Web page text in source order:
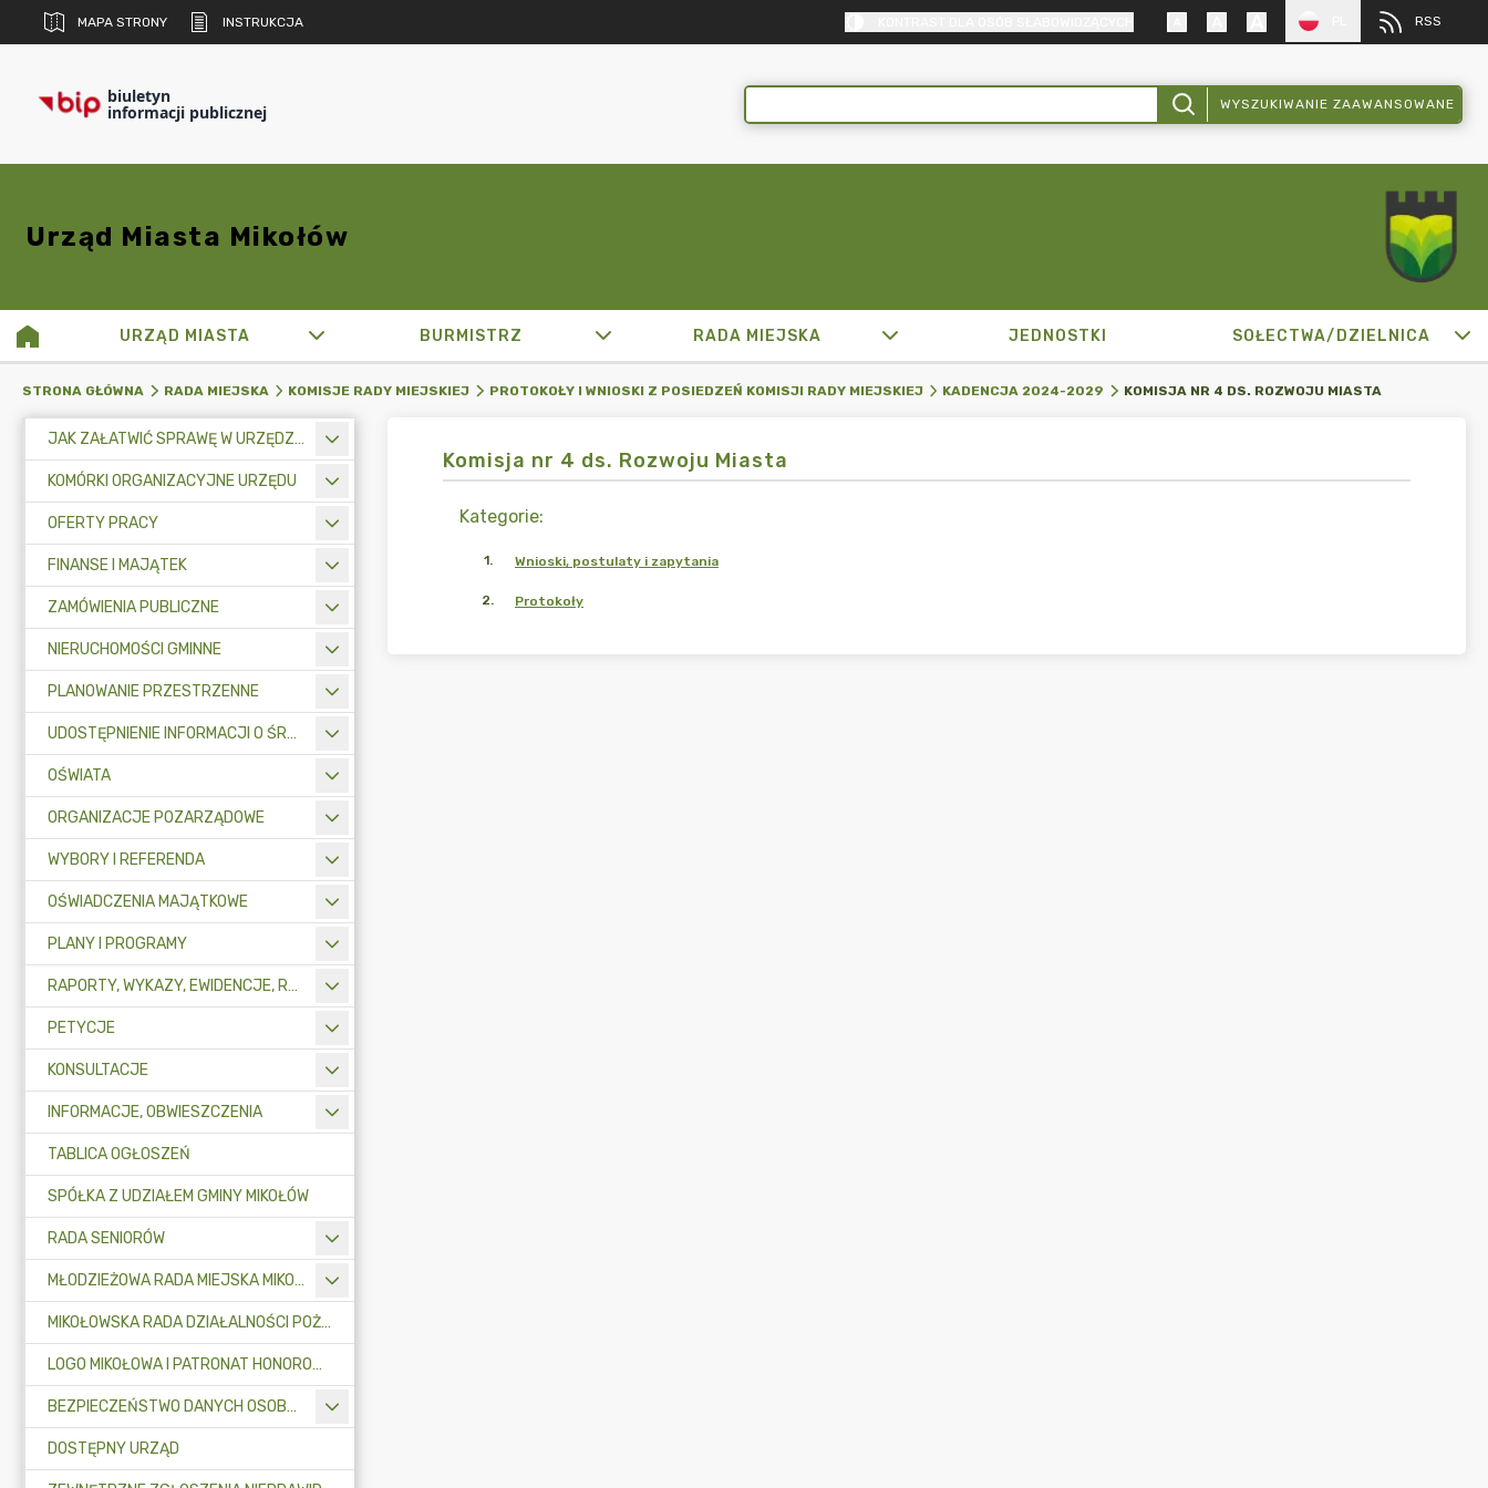
MAPA STRONY INSTRUKCJA RSS
biuletyn
informacji publicznej WYSZUKIWANIE ZAAWANSOWANE
Urząd Miasta Mikołów
URZĄD MIASTA BURMISTRZ RADA MIEJSKA JEDNOSTKI SOŁECTWA/DZIELNICA
STRONA GŁÓWNA RADA MIEJSKA KOMISJE RADY MIEJSKIEJ PROTOKOŁY I WNIOSKI Z POSIEDZEŃ KOMISJI RADY MIEJSKIEJ KADENCJA 2024-2029 KOMISJA NR 4 DS. ROZWOJU MIASTA
JAK ZAŁATWIĆ SPRAWĘ W URZĘDZIE MIASTA
KOMÓRKI ORGANIZACYJNE URZĘDU
OFERTY PRACY
FINANSE I MAJĄTEK
ZAMÓWIENIA PUBLICZNE
NIERUCHOMOŚCI GMINNE
PLANOWANIE PRZESTRZENNE
UDOSTĘPNIENIE INFORMACJI O ŚRODOWISKU
OŚWIATA
ORGANIZACJE POZARZĄDOWE
WYBORY I REFERENDA
OŚWIADCZENIA MAJĄTKOWE
PLANY I PROGRAMY
RAPORTY, WYKAZY, EWIDENCJE, REJESTRY
PETYCJE
KONSULTACJE
INFORMACJE, OBWIESZCZENIA
TABLICA OGŁOSZEŃ
SPÓŁKA Z UDZIAŁEM GMINY MIKOŁÓW
RADA SENIORÓW
MŁODZIEŻOWA RADA MIEJSKA MIKOŁOWA
MIKOŁOWSKA RADA DZIAŁALNOŚCI POŻYTKU PUBLICZNEGO
LOGO MIKOŁOWA I PATRONAT HONOROWY BURMISTRZA MIKOŁOWA
BEZPIECZEŃSTWO DANYCH OSOBOWYCH
DOSTĘPNY URZĄD
Komisja nr 4 ds. Rozwoju Miasta
Kategorie:
1. Wnioski, postulaty i zapytania
2. Protokoły